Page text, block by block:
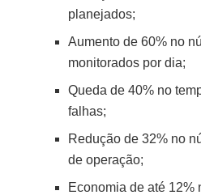
planejados;
Aumento de 60% no
monitorados por dia;
Queda de 40% no
falhas;
Redução de 32% no
de operação;
Economia de até 12%